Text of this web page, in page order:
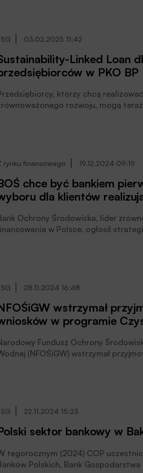
spółdzielczych oraz bank
03.02.2025 11:42
Linked Loan
w PKO BP
którzy chcą
rozwoju, mogą
prasowym Banku.
rynku finansowego 19.12.2024 09:19
chce być bankiem
dla klientów
Ochrony Środowiska, lider
w Polsce, ogłosił
inżynierów ekologów
kredyty. BOŚ rozwija też
podejście do klienta,
nowoczesne technologie,
28.11.2024 16:48
wstrzymał
w programie
Fundusz Ochrony
(NFOŚiGW) wstrzymał
jasnymi zasadami i nowym źródłem
22.11.2024 15:23
sektor bankowy w
tegorocznym (2024) COP
Polskich, Bank